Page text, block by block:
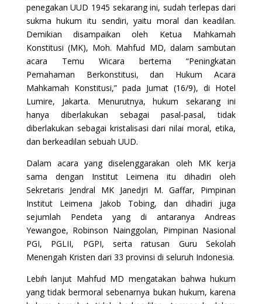
penegakan UUD 1945 sekarang ini, sudah terlepas dari
sukma hukum itu sendiri, yaitu moral dan keadilan.
Demikian disampaikan oleh Ketua Mahkamah
Konstitusi (MK), Moh. Mahfud MD, dalam sambutan
acara Temu Wicara bertema “Peningkatan
Pemahaman Berkonstitusi, dan Hukum Acara
Mahkamah Konstitusi,” pada Jumat (16/9), di Hotel
Lumire, Jakarta. Menurutnya, hukum sekarang ini
hanya diberlakukan sebagai pasal-pasal, tidak
diberlakukan sebagai kristalisasi dari nilai moral, etika,
dan berkeadilan sebuah UUD.
Dalam acara yang diselenggarakan oleh MK kerja
sama dengan Institut Leimena itu dihadiri oleh
Sekretaris Jendral MK Janedjri M. Gaffar, Pimpinan
Institut Leimena Jakob Tobing, dan dihadiri juga
sejumlah Pendeta yang di antaranya Andreas
Yewangoe, Robinson Nainggolan, Pimpinan Nasional
PGI, PGLII, PGPI, serta ratusan Guru Sekolah
Menengah Kristen dari 33 provinsi di seluruh Indonesia.
Lebih lanjut Mahfud MD mengatakan bahwa hukum
yang tidak bermoral sebenarnya bukan hukum, karena